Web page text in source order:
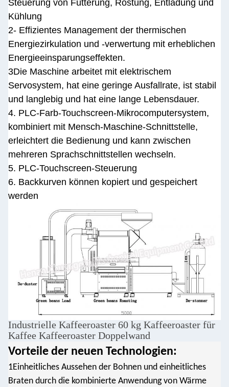
Steuerung von Fütterung, Röstung, Entladung und
Kühlung
2- Effizientes Management der thermischen
Energiezirkulation und -verwertung mit erheblichen
Energieeinsparungseffekten.
3Die Maschine arbeitet mit elektrischem
Servosystem, hat eine geringe Ausfallrate, ist stabil
und langlebig und hat eine lange Lebensdauer.
4. PLC-Farb-Touchscreen-Mikrocomputersystem,
kombiniert mit Mensch-Maschine-Schnittstelle,
erleichtert die Bedienung und kann zwischen
mehreren Sprachschnittstellen wechseln.
5. PLC-Touchscreen-Steuerung
6. Backkurven können kopiert und gespeichert
werden
Industrielle Kaffeeroaster 60 kg Kaffeeroaster für
Kaffee Kaffeeroaster Doppelwand
Vorteile der neuen Technologien:
1Einheitliches Aussehen der Bohnen und einheitliches
Braten durch die kombinierte Anwendung von Wärme